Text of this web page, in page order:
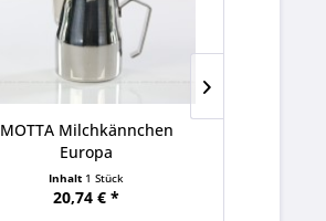
MOTTA Milchkännchen
Europa
Inhalt 1 Stück
20,74 € *